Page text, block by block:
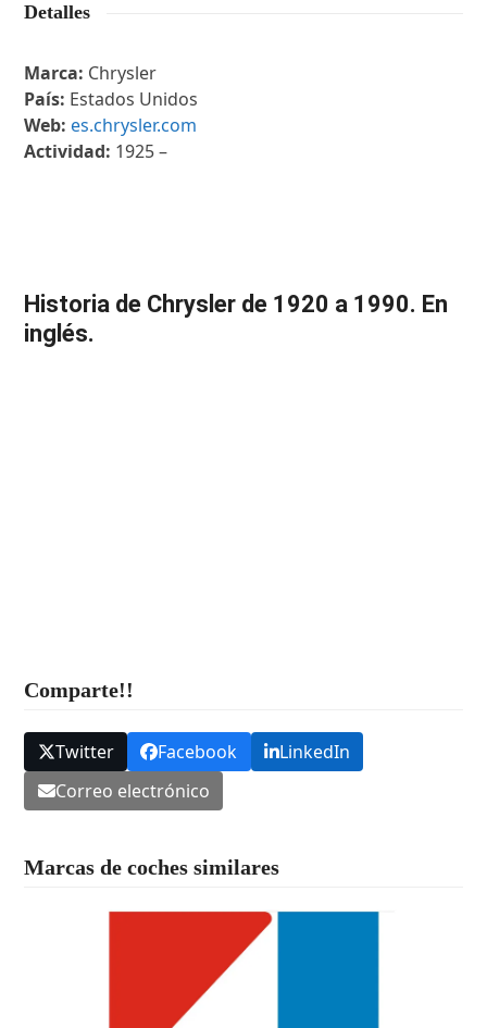
Detalles
Marca: Chrysler
País: Estados Unidos
Web: es.chrysler.com
Actividad: 1925 –
Historia de Chrysler de 1920 a 1990. En
inglés.
Comparte!!
Twitter Facebook
LinkedIn
Correo electrónico
Marcas de coches similares